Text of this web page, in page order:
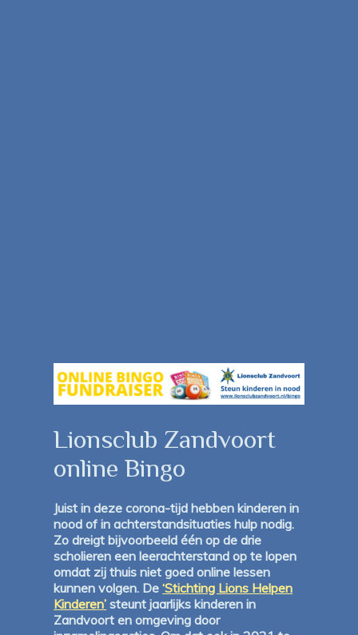
Lionsclub Zandvoort
online Bingo
Juist in deze corona-tijd hebben kinderen in
nood of in achterstandsituaties hulp nodig.
Zo dreigt bijvoorbeeld één op de drie
scholieren een leerachterstand op te lopen
omdat zij thuis niet goed online lessen
kunnen volgen. De‘Stichting Lions Helpen
Kinderen’ steunt jaarlijks kinderen in
Zandvoort en omgeving door